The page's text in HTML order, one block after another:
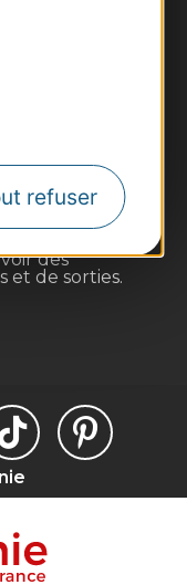
refuser
des
et de sorties.